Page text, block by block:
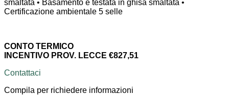
smaltata • Basamento e testata in ghisa smaltata •
Certificazione ambientale 5 selle
CONTO TERMICO
INCENTIVO PROV. LECCE €827,51
Contattaci
Compila per richiedere informazioni